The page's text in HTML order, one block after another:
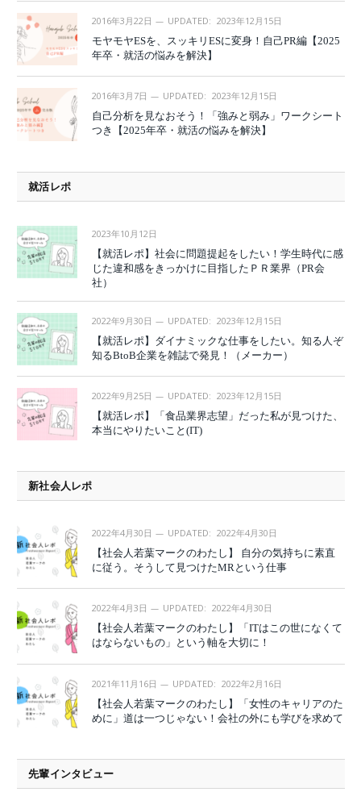
2016年3月22日 UPDATED: 2023年12月15日
モヤモヤESを、スッキリESに変身！自己PR編【2025
年卒・就活の悩みを解決】
2016年3月7日 UPDATED: 2023年12月15日
自己分析を見なおそう！「強みと弱み」ワークシート
つき【2025年卒・就活の悩みを解決】
就活レポ
2023年10月12日
【就活レポ】社会に問題提起をしたい！学生時代に感
じた違和感をきっかけに目指したＰＲ業界（PR会
社）
2022年9月30日 UPDATED: 2023年12月15日
【就活レポ】ダイナミックな仕事をしたい。知る人ぞ
知るBtoB企業を雑誌で発見！（メーカー）
2022年9月25日 UPDATED: 2023年12月15日
【就活レポ】「食品業界志望」だった私が見つけた、
本当にやりたいこと(IT)
新社会人レポ
2022年4月30日 UPDATED: 2022年4月30日
【社会人若葉マークのわたし】 自分の気持ちに素直
に従う。そうして見つけたMRという仕事
2022年4月3日 UPDATED: 2022年4月30日
【社会人若葉マークのわたし】「ITはこの世になくて
はならないもの」という軸を大切に！
2021年11月16日 UPDATED: 2022年2月16日
【社会人若葉マークのわたし】「女性のキャリアのた
めに」道は一つじゃない！会社の外にも学びを求めて
先輩インタビュー